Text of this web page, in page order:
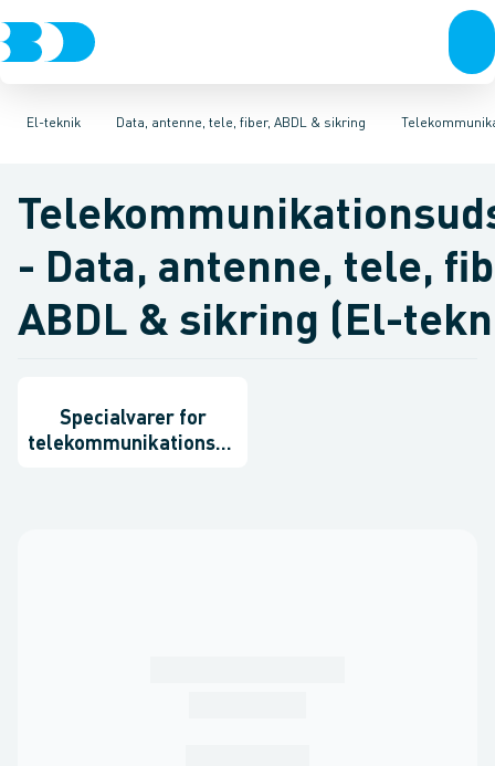
El-teknik
VVSEl-teknikKloakVandforsyningKlima KølIndustriVærktøj
Data, antenne, tele, fiber, ABDL & sikring
Afbrydere, stikkontakter & lampeudtag Forgreningsmateriel
Antenne og satellitsystemerKommunikationsteknik/
- Data, antenne, tele,
ABDL & sikring (El-
Specialvarer for
telekommunikationsud